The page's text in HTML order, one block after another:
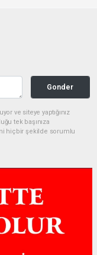
Gonder
ve siteye yaptığınız
tek başınıza
hiçbir şekilde sorumlu